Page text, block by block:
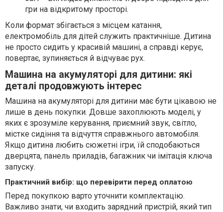
гри на відкритому просторі.
Коли формат збігається з місцем катання,
електромобіль для дітей служить практичніше. Дитина
не просто сидить у красивій машині, а справді керує,
повертає, зупиняється й відчуває рух.
Машина на акумуляторі для дитини: які
деталі продовжують інтерес
Машина на акумуляторі для дитини має бути цікавою не
лише в день покупки. Довше захоплюють моделі, у
яких є зрозуміле керування, приємний звук, світло,
містке сидіння та відчуття справжнього автомобіля.
Якщо дитина любить сюжетні ігри, їй сподобаються
дверцята, панель приладів, багажник чи імітація ключа
запуску.
Практичний вибір: що перевірити перед оплатою
Перед покупкою варто уточнити комплектацію.
Важливо знати, чи входить зарядний пристрій, який тип